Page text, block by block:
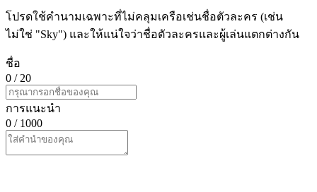
โปรดใช้คำนามเฉพาะที่ไม่คลุมเครือเช่นชื่อตัวละคร (เช่น
ไม่ใช่ "Sky") และให้แน่ใจว่าชื่อตัวละครและผู้เล่นแตกต่างกัน
ชื่อ
0 / 20
การแนะนำ
0 / 1000